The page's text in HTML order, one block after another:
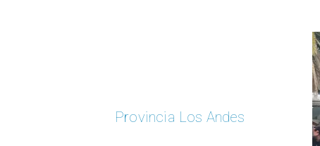
Provincia Los Andes